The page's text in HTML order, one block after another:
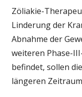
Zöliakie-
Linderung der
Abnahme der
weiteren Phase-
befindet, sollen
längeren